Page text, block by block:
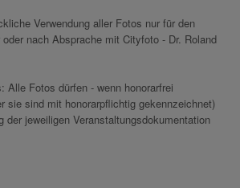
Verwendung aller Fotos nur für den
nach Absprache mit Cityfoto - Dr. Roland
Alle Fotos dürfen - wenn honorarfrei
sie sind mit honorarpflichtig gekennzeichnet)
der jeweiligen Veranstaltungsdokumentation